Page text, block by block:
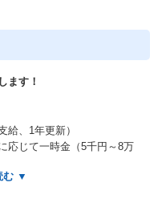
ます！
給、1年更新）
応じて一時金（5千円～8万